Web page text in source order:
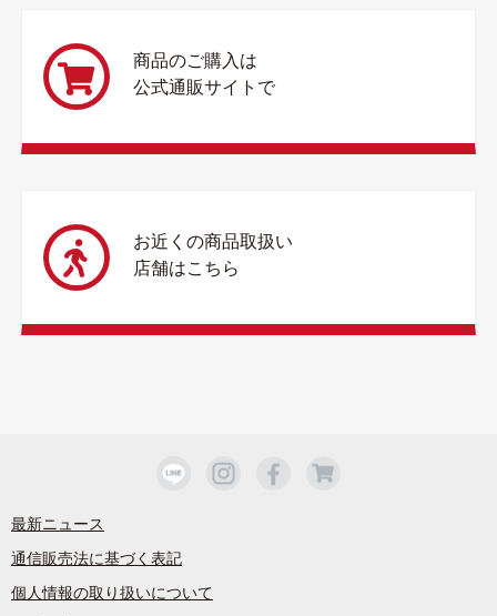
商品のご購入は
公式通販サイトで
お近くの商品取扱い
店舗はこちら
最新ニュース
通信販売法に基づく表記
個人情報の取り扱いについて